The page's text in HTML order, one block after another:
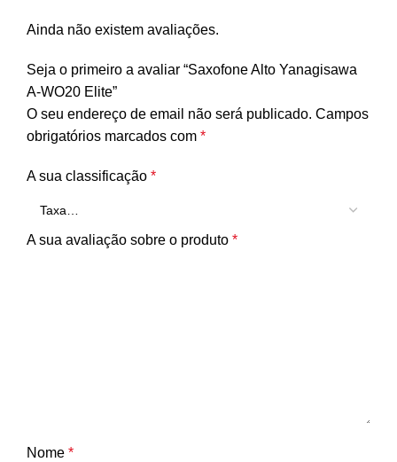
Ainda não existem avaliações.
Seja o primeiro a avaliar “Saxofone Alto Yanagisawa
A-WO20 Elite”
O seu endereço de email não será publicado. Campos
obrigatórios marcados com *
A sua classificação *
A sua avaliação sobre o produto *
Nome *